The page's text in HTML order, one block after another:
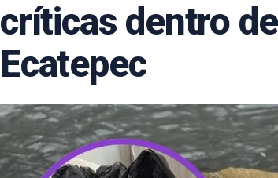
críticas dentro
Ecatepec